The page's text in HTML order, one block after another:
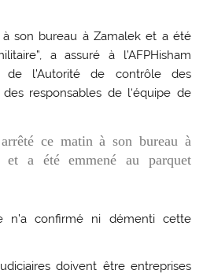
son bureau à Zamalek et a été
a assuré à l’AFPHisham
de l’Autorité de contrôle des
responsables de l‘équipe de
ce matin à son bureau à
et a été emmené au parquet
n’a confirmé ni démenti cette
doivent être entreprises